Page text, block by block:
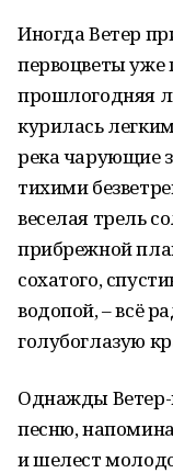
Иногда Ветер
первоцветы уже
прошлогодняя
курилась
река чарующие
тихими
веселая трель
прибрежной
сохатого,
водопой, – всё
голубоглазую
Однажды
песню,
и шелест